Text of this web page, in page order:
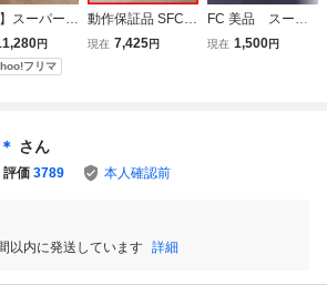
】スーパース
ト 箱説付き
コン
円
フリマ
動作保証品 SFC
スーパーファミコ
現在 7,425円
FC 美品 スーパ
ーマリオブラザー
現在 1,500円
さん
評価 3789 本人確認前
以内に発送しています 詳細